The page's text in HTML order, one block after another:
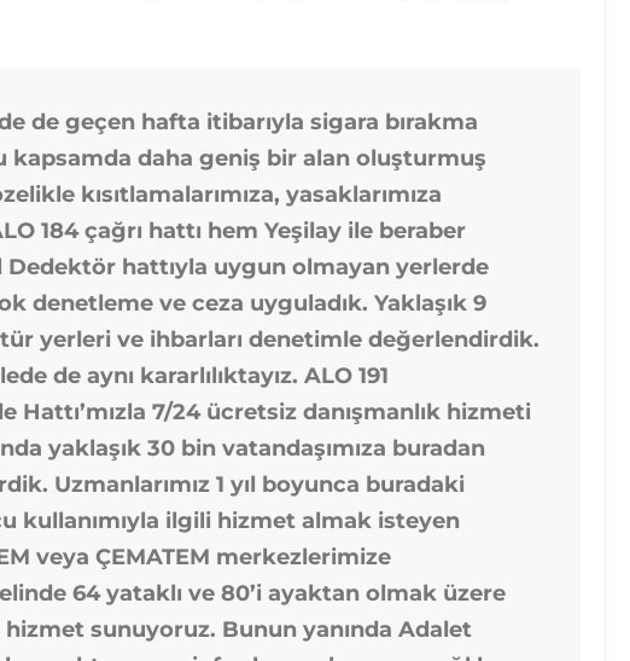
de geçen hafta itibarıyla sigara bırakma
kapsamda daha geniş bir alan oluşturmuş
kısıtlamalarımıza, yasaklarımıza
184 çağrı hattı hem Yeşilay ile beraber
hattıyla uygun olmayan yerlerde
denetleme ve ceza uyguladık. Yaklaşık 9
yerleri ve ihbarları denetimle değerlendirdik.
de aynı kararlılıktayız. ALO 191
Hattı’mızla 7/24 ücretsiz danışmanlık hizmeti
yaklaşık 30 bin vatandaşımıza buradan
Uzmanlarımız 1 yıl boyunca buradaki
kullanımıyla ilgili hizmet almak isteyen
veya ÇEMATEM merkezlerimize
64 yataklı ve 80’i ayaktan olmak üzere
sunuyoruz. Bunun yanında Adalet